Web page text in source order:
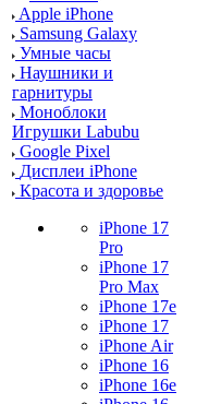
Apple iPhone
Samsung Galaxy
Умные часы
Наушники и
гарнитуры
Моноблоки
Игрушки Labubu
Google Pixel
Дисплеи iPhone
Красота и здоровье
iPhone 17
Pro
iPhone 17
Pro Max
iPhone 17e
iPhone 17
iPhone Air
iPhone 16
iPhone 16e